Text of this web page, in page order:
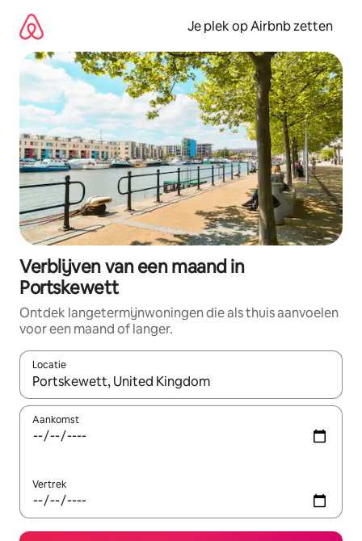
direct
naar
inhoud
Je plek op Airbnb zetten
Verblijven van een maand in
Portskewett
Ontdek langetermijnwoningen die als thuis aanvoelen
voor een maand of langer.
Locatie
Wanneer er resultaten beschikbaar zijn, maak je een keuze
Aankomst
Vertrek